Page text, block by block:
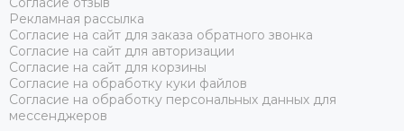
Рекламная рассылка
Согласие на сайт для заказа обратного звонка
Согласие на сайт для авторизации
Согласие на сайт для корзины
Согласие на обработку куки файлов
Согласие на обработку персональных данных для
мессенджеров